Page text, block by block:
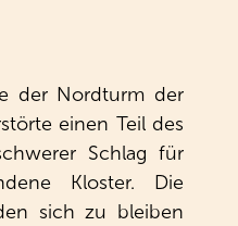
der Nordturm der
einen Teil des
Schlag für
Kloster. Die
sich zu bleiben